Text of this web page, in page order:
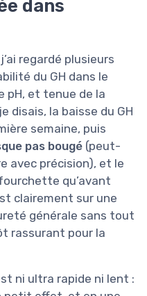
dans
regardé plusieurs
du GH dans le
pH, et tenue de la
disais, la baisse du GH
semaine, puis
pas bougé (peut-
avec précision), et le
qu’avant
clairement sur une
générale sans tout
rassurant pour la
ni ultra rapide ni lent :